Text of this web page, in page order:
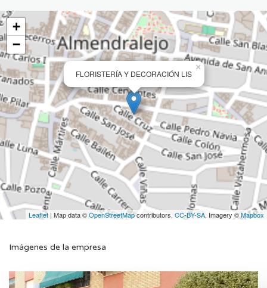
FLORISTERÍA Y DECORACIÓN LIS
×
+
−
Leaflet | Map data ©OpenStreetMapcontributors, CC-BY-SA, Imagery ©Mapbox
Imágenes de la empresa